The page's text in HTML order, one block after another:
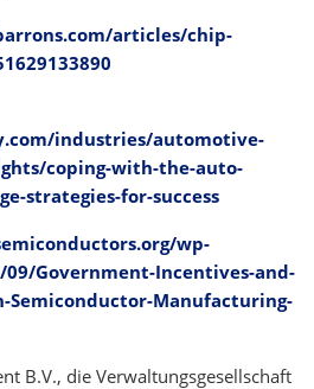
articles/chip-
industries/automotive-
coping-with-the-auto-
strategies-for-success
wp-
Government-Incentives-and-
Semiconductor-Manufacturing-
B.V., die Verwaltungsgesellschaft